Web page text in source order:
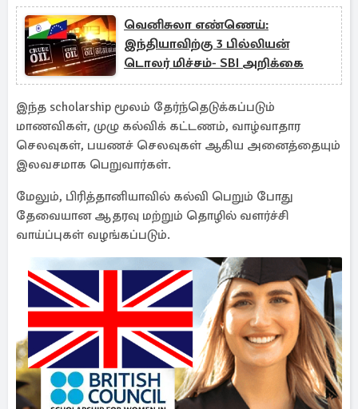
வெனிசுலா எண்ணெய்:
இந்தியாவிற்கு 3 பில்லியன்
டொலர் மிச்சம்- SBI அறிக்கை
இந்த scholarship மூலம் தேர்ந்தெடுக்கப்படும்
மாணவிகள், முழு கல்விக் கட்டணம், வாழ்வாதார
செலவுகள், பயணச் செலவுகள் ஆகிய அனைத்தையும்
இலவசமாக பெறுவார்கள்.
மேலும், பிரித்தானியாவில் கல்வி பெறும் போது
தேவையான ஆதரவு மற்றும் தொழில் வளர்ச்சி
வாய்ப்புகள் வழங்கப்படும்.